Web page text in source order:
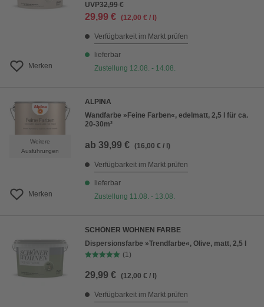
Bewertung
Merken
UVP32,99 €
29,99 € (12,00 € / l)
Verfügbarkeit im Markt prüfen
lieferbar
Zustellung 12.08. - 14.08.
Weitere
Ausführungen
Merken
ALPINA
Wandfarbe »Feine Farben«, edelmatt, 2,5 l für ca.
20-30m²
ab 39,99 € (16,00 € / l)
Verfügbarkeit im Markt prüfen
lieferbar
Zustellung 11.08. - 13.08.
SCHÖNER WOHNEN FARBE
Dispersionsfarbe »Trendfarbe«, Olive, matt, 2,5 l
(1)
29,99 € (12,00 € / l)
Verfügbarkeit im Markt prüfen